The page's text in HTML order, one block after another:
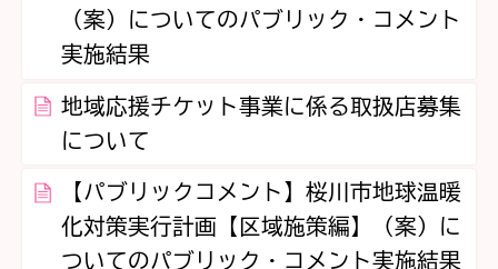
（案）についてのパブリック・コメント
実施結果
地域応援チケット事業に係る取扱店募集
について
【パブリックコメント】桜川市地球温暖
化対策実行計画【区域施策編】（案）に
ついてのパブリック・コメント実施結果